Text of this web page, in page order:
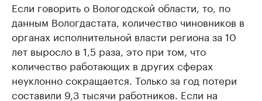
Если говорить о Вологодской области, то, по
данным Вологдастата, количество чиновников в
органах исполнительной власти региона за 10
лет выросло в 1,5 раза, это при том, что
количество работающих в других сферах
неуклонно сокращается. Только за год потери
составили 9,3 тысячи работников. Если на